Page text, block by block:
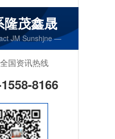
隆茂鑫晟
JM Sunshjne —
全国资讯热线
8166